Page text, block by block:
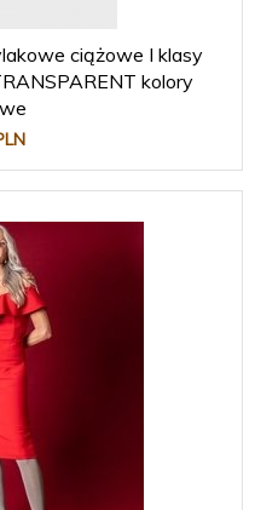
ciążowe I klasy
kolory